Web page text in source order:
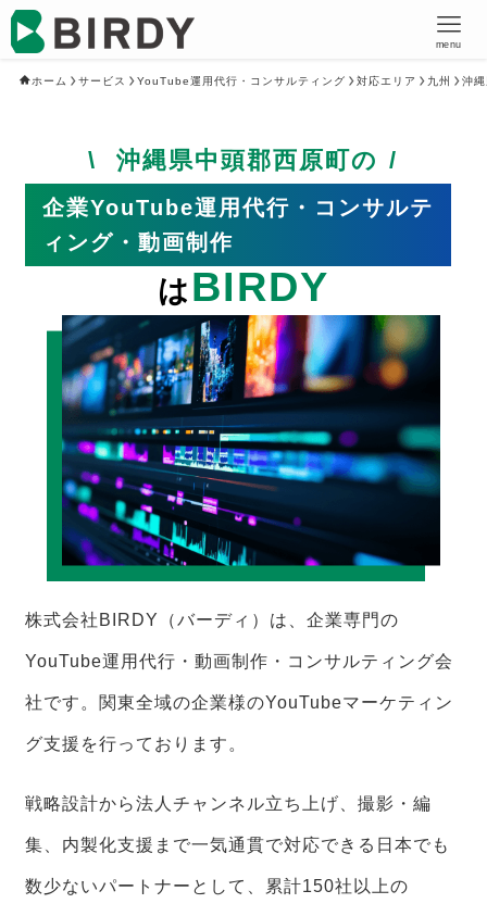
menu
ホーム サービス YouTube運用代行・コンサルティング 対応エリア 九州 沖
沖縄県中頭郡西原町の
企業YouTube運用代行・コンサルテ
ィング・動画制作
はBIRDY
株式会社BIRDY（バーディ）は、企業専門の
YouTube運用代行・動画制作・コンサルティング会
社です。関東全域の企業様のYouTubeマーケティン
グ支援を行っております。
戦略設計から法人チャンネル立ち上げ、撮影・編
集、内製化支援まで一気通貫で対応できる日本でも
数少ないパートナーとして、累計150社以上の